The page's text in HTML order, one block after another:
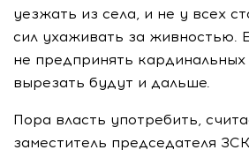
уезжать из села, и не у всех
сил ухаживать за живностью.
не предпринять кардинальных
вырезать будут и дальше.
Пора власть употребить,
заместитель председателя